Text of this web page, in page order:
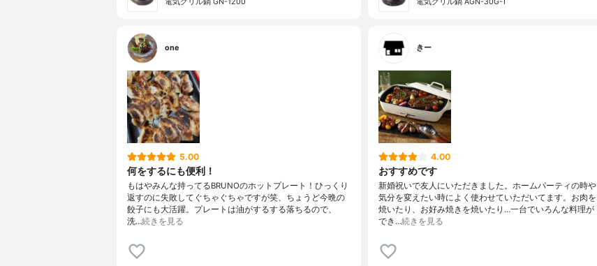
one
5.00
何をするにも便利！
もはやみんな持ってるBRUNOのホットプレート！ひっくり
返すのに失敗してぐちゃぐちゃですが笑、ちょうど今晩の
餃子にも大活躍。プレートは油がするする落ちるので、
洗…続きを見る
きー
4.00
おすすめです
新婚祝いで友人にいただきました。ホームパーティの時や
気分を変えたい時によく使わせていただいてます。お肉を
焼いたり、お好み焼きを焼いたり…一台でいろんな料理が
でき…続きを見る